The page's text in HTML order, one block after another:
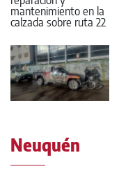
Neuquén